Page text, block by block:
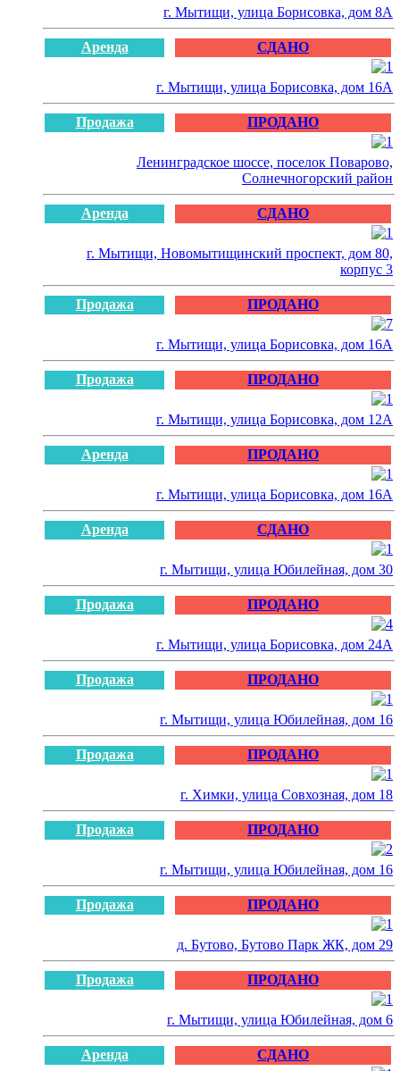
г. Мытищи, улица Борисовка, дом 8А
Аренда СДАНО
г. Мытищи, улица Борисовка, дом 16А
Продажа ПРОДАНО
Ленинградское шоссе, поселок Поварово,
Солнечногорский район
Аренда СДАНО
г. Мытищи, Новомытищинский проспект, дом 80,
корпус 3
Продажа ПРОДАНО
г. Мытищи, улица Борисовка, дом 16А
Продажа ПРОДАНО
г. Мытищи, улица Борисовка, дом 12А
Аренда ПРОДАНО
г. Мытищи, улица Борисовка, дом 16А
Аренда СДАНО
г. Мытищи, улица Юбилейная, дом 30
Продажа ПРОДАНО
г. Мытищи, улица Борисовка, дом 24А
Продажа ПРОДАНО
г. Мытищи, улица Юбилейная, дом 16
Продажа ПРОДАНО
г. Химки, улица Совхозная, дом 18
Продажа ПРОДАНО
г. Мытищи, улица Юбилейная, дом 16
Продажа ПРОДАНО
д. Бутово, Бутово Парк ЖК, дом 29
Продажа ПРОДАНО
г. Мытищи, улица Юбилейная, дом 6
Аренда СДАНО